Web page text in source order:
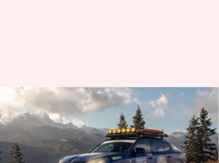
BMW X2 M35i mendapat
peningkatan off-road untuk
Rebelle Rally 2023
menulis Bob Oct 18, 2023 10:52 am